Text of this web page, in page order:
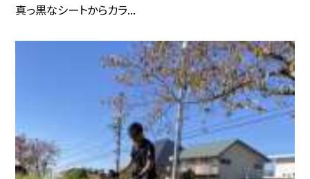
真っ黒なシートからカラ...